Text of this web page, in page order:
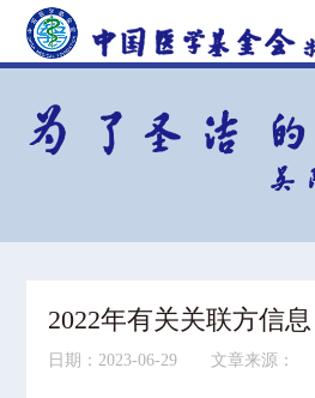
2022年有关关联方信息
日期：2023-06-29 文章来源：